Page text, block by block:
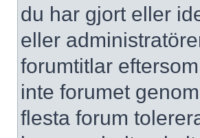
du har gjort eller
eller
forumtitlar
inte forumet
flesta forum